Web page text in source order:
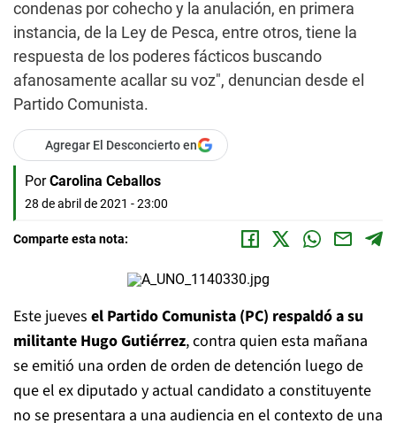
condenas por cohecho y la anulación, en primera
instancia, de la Ley de Pesca, entre otros, tiene la
respuesta de los poderes fácticos buscando
afanosamente acallar su voz", denuncian desde el
Partido Comunista.
Agregar El Desconcierto en
Por Carolina Ceballos
28 de abril de 2021 - 23:00
Comparte esta nota:
Este jueves el Partido Comunista (PC) respaldó a su
militante Hugo Gutiérrez, contra quien esta mañana
se emitió una orden de orden de detención luego de
que el ex diputado y actual candidato a constituyente
no se presentara a una audiencia en el contexto de una